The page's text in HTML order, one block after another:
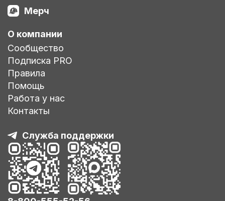
Мерч
О компании
Сообщество
Подписка PRO
Правила
Помощь
Работа у нас
Контакты
Служба поддержки